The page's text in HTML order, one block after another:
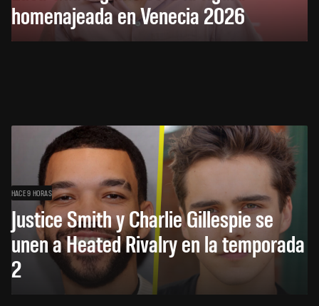
homenajeada en Venecia 2026
HACE 9 HORAS
Justice Smith y Charlie Gillespie se
unen a Heated Rivalry en la temporada
2